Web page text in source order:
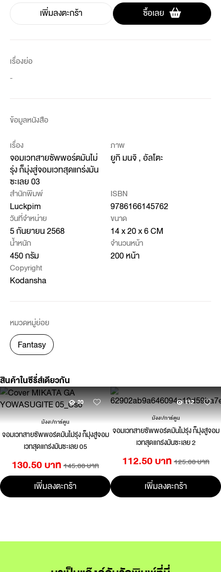
เพิ่มลงตะกร้า ซื้อเลย
เรื่องย่อ
-
ข้อมูลหนังสือ
เรื่อง
จอมเวทสายซัพพอร์ตมันไม่
รุ่ง ก็มุ่งสู่จอมเวทสุดแกร่งมัน
ซะเลย 03
ภาพ
ยูกิ มนจิ , อัลโตะ
สำนักพิมพ์
Luckpim
ISBN
9786166145762
วันที่จำหน่าย
5 กันยายน 2568
ขนาด
14 x 20 x 6 CM
น้ำหนัก
450 กรัม
จำนวนหน้า
200 หน้า
Copyright
Kodansha
หมวดหมู่ย่อย
Fantasy
สินค้าในซีรี่ส์เดียวกัน
20
มังงะ/การ์ตูน
จอมเวทสายซัพพอร์ตมันไม่รุ่ง ก็มุ่งสู่จอม
เวทสุดแกร่งมันซะเลย 05
130.50 บาท 145.00 บาท
เพิ่มลงตะกร้า
112
มังงะ/การ์ตูน
จอมเวทสายซัพพอร์ตมันไม่รุ่ง ก็มุ่งสู่จอม
เวทสุดแกร่งมันซะเลย 2
112.50 บาท 125.00 บาท
เพิ่มลงตะกร้า